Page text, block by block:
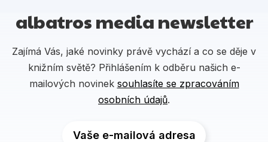
albatros media newsletter
Zajímá Vás, jaké novinky právě vychází a co se děje v
knižním světě? Přihlášením k odběru našich e-
mailových novinek souhlasíte se zpracováním
osobních údajů.
Vaše e-mailová adresa